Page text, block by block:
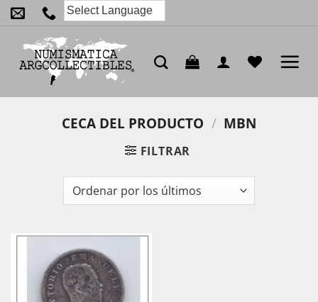
Saltar
al
contenido
CECA DEL PRODUCTO / MBN
FILTRAR